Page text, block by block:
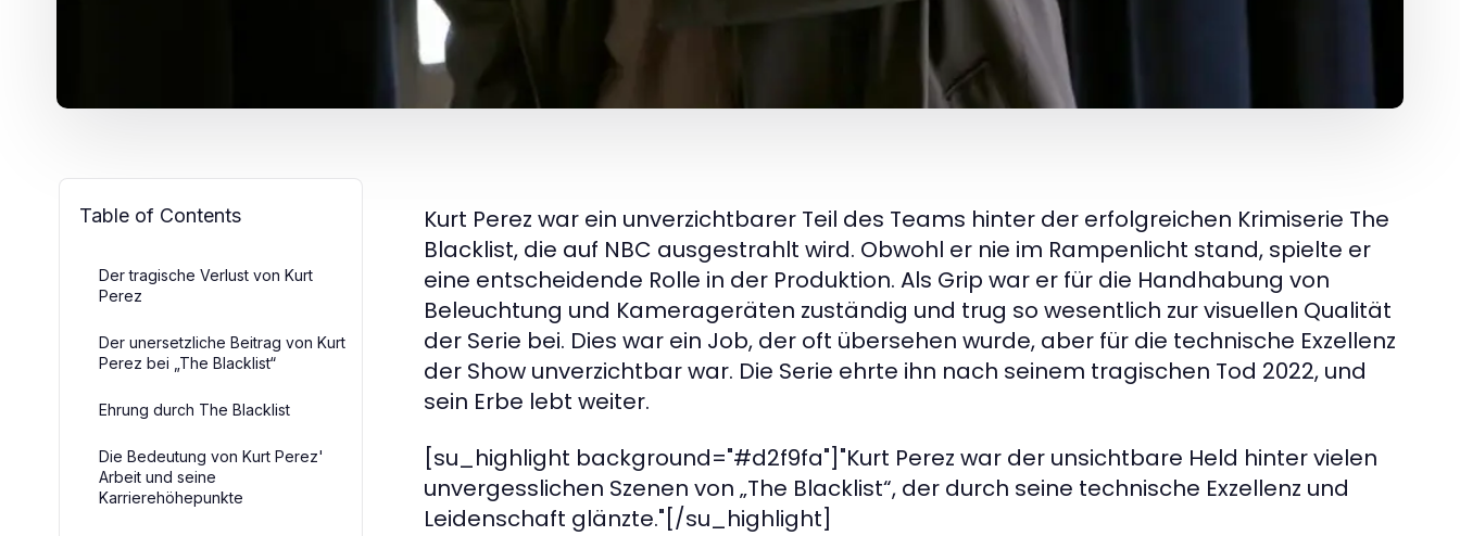
Table of Contents
Der tragische Verlust von Kurt
Perez
Der unersetzliche Beitrag von Kurt
Perez bei „The Blacklist“
Ehrung durch The Blacklist
Die Bedeutung von Kurt Perez'
Arbeit und seine
Karrierehöhepunkte
Kurt Perez war ein unverzichtbarer Teil des Teams hinter der erfolgreichen Krimiserie The
Blacklist, die auf NBC ausgestrahlt wird. Obwohl er nie im Rampenlicht stand, spielte er
eine entscheidende Rolle in der Produktion. Als Grip war er für die Handhabung von
Beleuchtung und Kamerageräten zuständig und trug so wesentlich zur visuellen Qualität
der Serie bei. Dies war ein Job, der oft übersehen wurde, aber für die technische Exzellenz
der Show unverzichtbar war. Die Serie ehrte ihn nach seinem tragischen Tod 2022, und
sein Erbe lebt weiter.
[su_highlight background="#d2f9fa"]"Kurt Perez war der unsichtbare Held hinter vielen
unvergesslichen Szenen von „The Blacklist“, der durch seine technische Exzellenz und
Leidenschaft glänzte."[/su_highlight]